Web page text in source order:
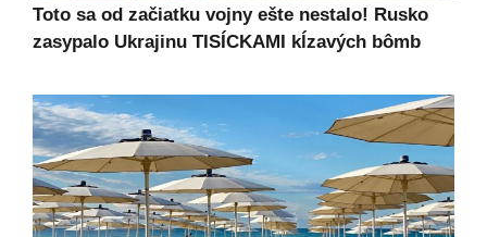
Toto sa od začiatku vojny ešte nestalo! Rusko
zasypalo Ukrajinu TISÍCKAMI kĺzavých bômb